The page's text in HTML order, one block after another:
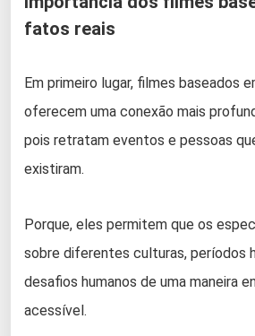
fatos reais
Em primeiro lugar, filmes baseados
oferecem uma conexão mais
pois retratam eventos e pessoas
existiram.
Porque, eles permitem que os
sobre diferentes culturas, períodos
desafios humanos de uma maneira
acessível.